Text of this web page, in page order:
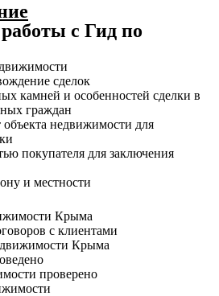
с Гид по
сделок
камней и особенностей сделки в
граждан
недвижимости для
покупателя для заключения
и местности
Крыма
с клиентами
Крыма
проверено